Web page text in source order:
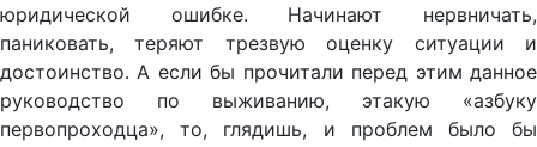
юридической ошибке. Начинают нервничать,
паниковать, теряют трезвую оценку ситуации и
достоинство. А если бы прочитали перед этим данное
руководство по выживанию, этакую «азбуку
первопроходца», то, глядишь, и проблем было бы